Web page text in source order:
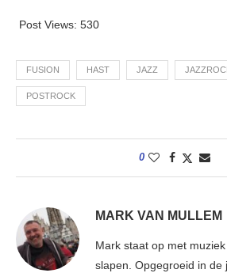
Post Views: 530
FUSION HAST JAZZ
POSTROCK
0
MARK VAN MULLEM
Mark staat op met
slapen. Opgegroeid in de